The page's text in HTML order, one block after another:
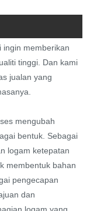
ingin memberikan
tinggi. Dan kami
jualan yang
mengubah
bentuk. Sebagai
logam ketepatan
membentuk bahan
pengecapan
dan
logam yang